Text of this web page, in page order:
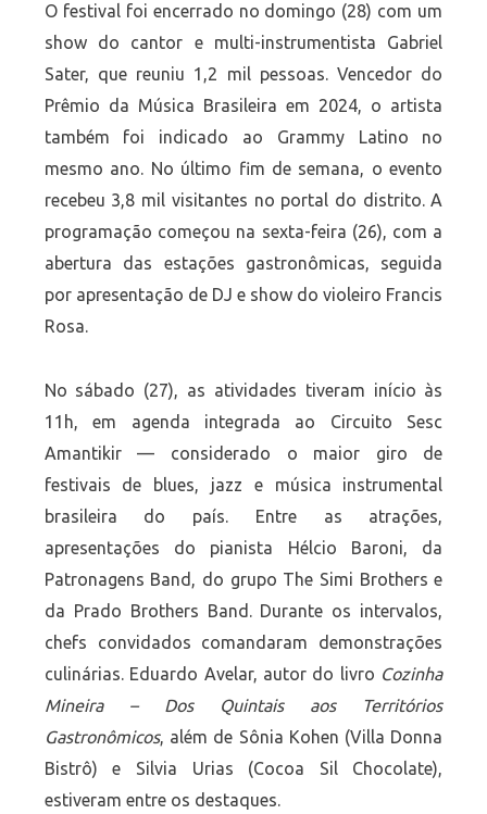
O festival foi encerrado no domingo (28) com um
show do cantor e multi-instrumentista Gabriel
Sater, que reuniu 1,2 mil pessoas. Vencedor do
Prêmio da Música Brasileira em 2024, o artista
também foi indicado ao Grammy Latino no
mesmo ano. No último fim de semana, o evento
recebeu 3,8 mil visitantes no portal do distrito. A
programação começou na sexta-feira (26), com a
abertura das estações gastronômicas, seguida
por apresentação de DJ e show do violeiro Francis
Rosa.
No sábado (27), as atividades tiveram início às
11h, em agenda integrada ao Circuito Sesc
Amantikir — considerado o maior giro de
festivais de blues, jazz e música instrumental
brasileira do país. Entre as atrações,
apresentações do pianista Hélcio Baroni, da
Patronagens Band, do grupo The Simi Brothers e
da Prado Brothers Band. Durante os intervalos,
chefs convidados comandaram demonstrações
culinárias. Eduardo Avelar, autor do livro Cozinha
Mineira – Dos Quintais aos Territórios
Gastronômicos, além de Sônia Kohen (Villa Donna
Bistrô) e Silvia Urias (Cocoa Sil Chocolate),
estiveram entre os destaques.